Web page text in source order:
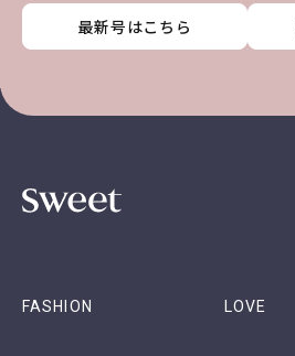
最新号はこちら
最新号はこちら
最新号はこちら
最新号はこちら
FASHION LOVE